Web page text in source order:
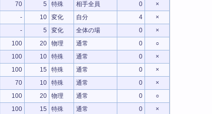
70 5 特殊 相手全員 0
×
- 10 変化 自分 4
×
- 5 変化 全体の場 0
×
100 20 物理 通常 0
○
100 10 特殊 通常 0
×
100 15 特殊 通常 0
×
70 10 特殊 通常 0
×
100 20 物理 通常 0
○
100 15 特殊 通常 0
×